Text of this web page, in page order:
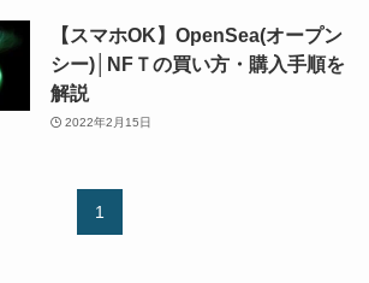
【スマホOK】OpenSea(オープン
シー)│NFＴの買い方・購入手順を
解説
2022年2月15日
1